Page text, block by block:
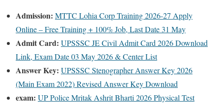
Admission: MTTC Lohia Corp Training 2026-27 Apply
Online – Free Training + 100% Job, Last Date 31 May
Admit Card: UPSSSC JE Civil Admit Card 2026 Download
Link, Exam Date 03 May 2026 & Center List
Answer Key: UPSSSC Stenographer Answer Key 2026
(Main Exam 2022) Revised Answer Key Download
exam: UP Police Mritak Ashrit Bharti 2026 Physical Test